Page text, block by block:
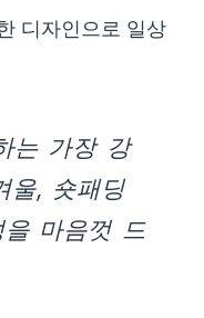
디자인으로 일상
는 가장 강
울, 숏패딩
을 마음껏 드